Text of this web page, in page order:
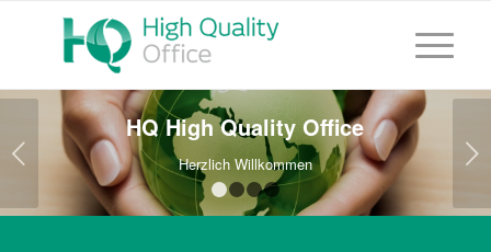
HQ High Quality Office
Herzlich Willkommen Weiter
1 2 3 4